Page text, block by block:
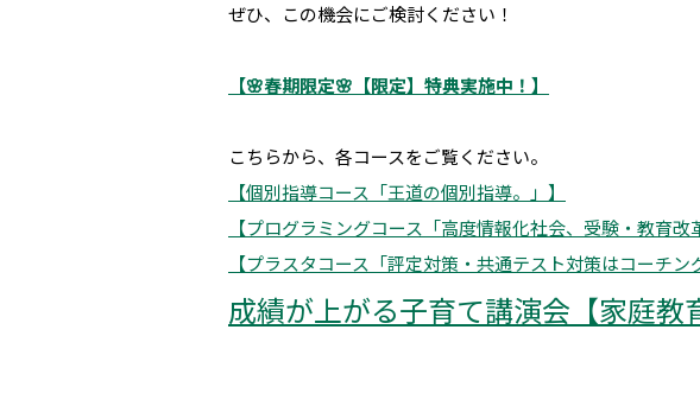
ぜひ、この機会にご検討ください！
【🌸春期限定🌸【限定】特典実施中！】
こちらから、各コースをご覧ください。
【個別指導コース「王道の個別指導。」】
【プログラミングコース「高度情報化社会、受験・教育改
【プラスタコース「評定対策・共通テスト対策はコーチン
成績が上がる子育て講演会【家庭教